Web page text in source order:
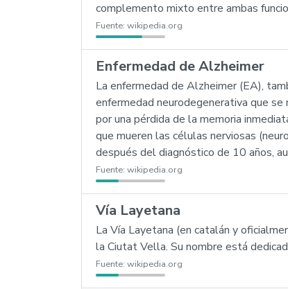
complemento mixto entre ambas
Fuente: wikipedia.org
Enfermedad de Alzheimer
La enfermedad de Alzheimer (EA),
enfermedad neurodegenerativa que
por una pérdida de la memoria
que mueren las células nerviosas
después del diagnóstico de 10 años,
Fuente: wikipedia.org
Vía Layetana
La Vía Layetana (en catalán y
la Ciutat Vella. Su nombre está
Fuente: wikipedia.org